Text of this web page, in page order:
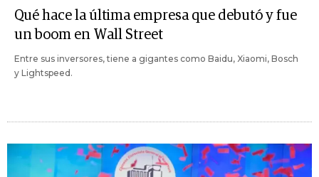
Qué hace la última empresa que debutó y fue
un boom en Wall Street
Entre sus inversores, tiene a gigantes como Baidu, Xiaomi, Bosch
y Lightspeed.